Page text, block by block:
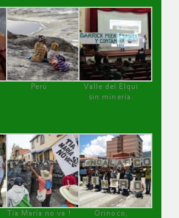
Perú
Valle del Elqui
sin minería.
Tía María no va !
Orinoco,